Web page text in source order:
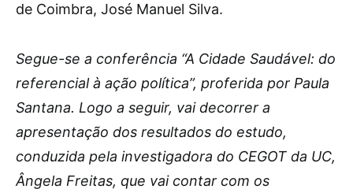
de Coimbra, José Manuel Silva.
Segue-se a conferência “A Cidade Saudável: do
referencial à ação política”, proferida por Paula
Santana. Logo a seguir, vai decorrer a
apresentação dos resultados do estudo,
conduzida pela investigadora do CEGOT da UC,
Ângela Freitas, que vai contar com os